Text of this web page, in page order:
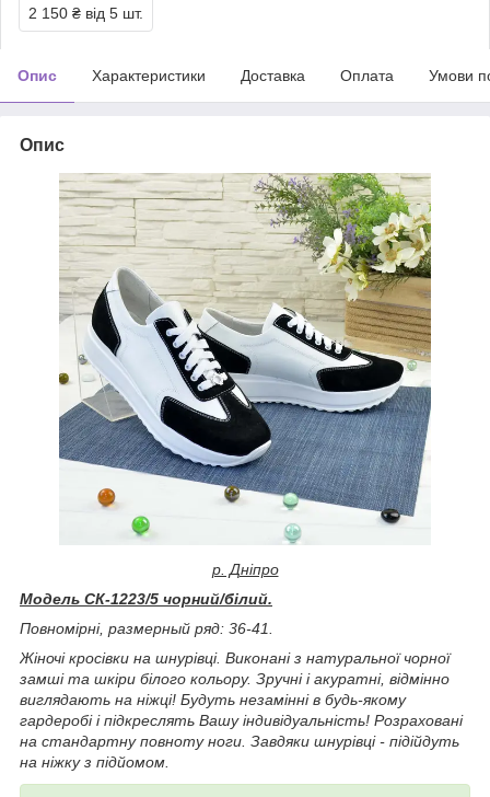
2 150 ₴ від 5 шт.
Опис Характеристики Доставка Оплата Умови
Опис
р. Дніпро
Модель СК-1223/5 чорний/білий.
Повномірні, размерный ряд: 36-41.
Жіночі кросівки на шнурівці. Виконані з натуральної чорної
замші та шкіри білого кольору. Зручні і акуратні, відмінно
виглядають на ніжці! Будуть незамінні в будь-якому
гардеробі і підкреслять Вашу індивідуальність! Розраховані
на стандартну повноту ноги. Завдяки шнурівці - підійдуть
на ніжку з підйомом.